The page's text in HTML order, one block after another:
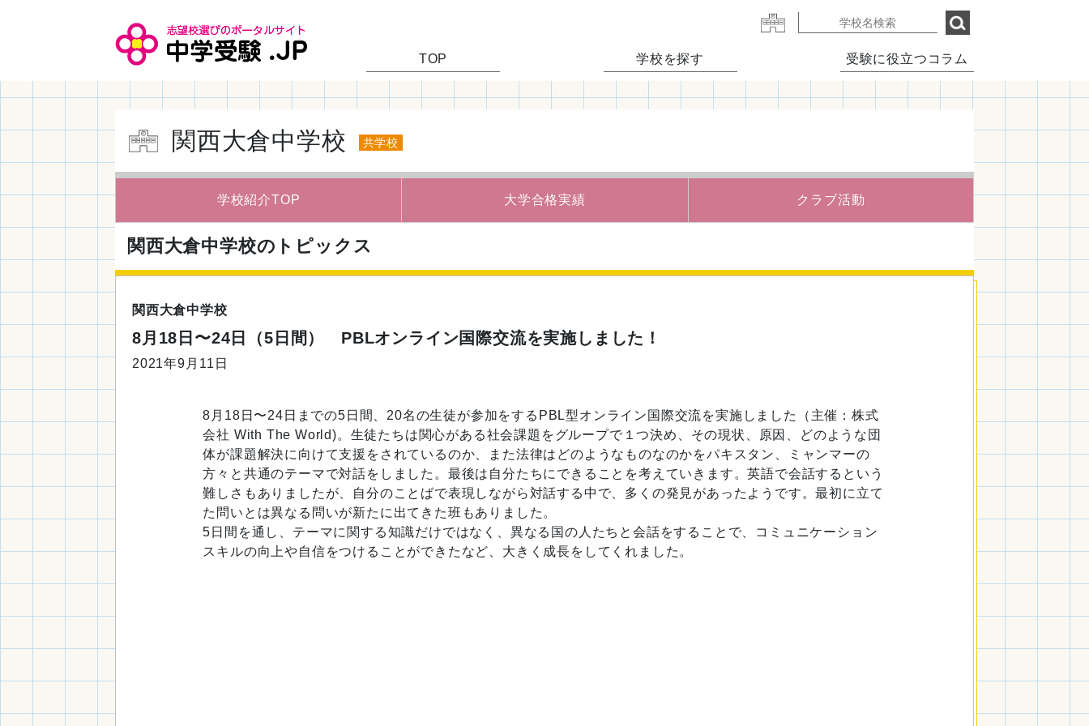
TOP 学校を探す 受験に役立つコラム
関西大倉中学校 共学校
学校紹介TOP 大学合格実績 クラブ活動
関西大倉中学校のトピックス
関西大倉中学校
8月18日〜24日（5日間） PBLオンライン国際交流を実施しました！
2021年9月11日
8月18日〜24日までの5日間、20名の生徒が参加をするPBL型オンライン国際交流を実施しました（主催：株式
会社 With The World)。生徒たちは関心がある社会課題をグループで１つ決め、その現状、原因、どのような団
体が課題解決に向けて支援をされているのか、また法律はどのようなものなのかをパキスタン、ミャンマーの
方々と共通のテーマで対話をしました。最後は自分たちにできることを考えていきます。英語で会話するという
難しさもありましたが、自分のことばで表現しながら対話する中で、多くの発見があったようです。最初に立て
た問いとは異なる問いが新たに出てきた班もありました。
5日間を通し、テーマに関する知識だけではなく、異なる国の人たちと会話をすることで、コミュニケーション
スキルの向上や自信をつけることができたなど、大きく成長をしてくれました。